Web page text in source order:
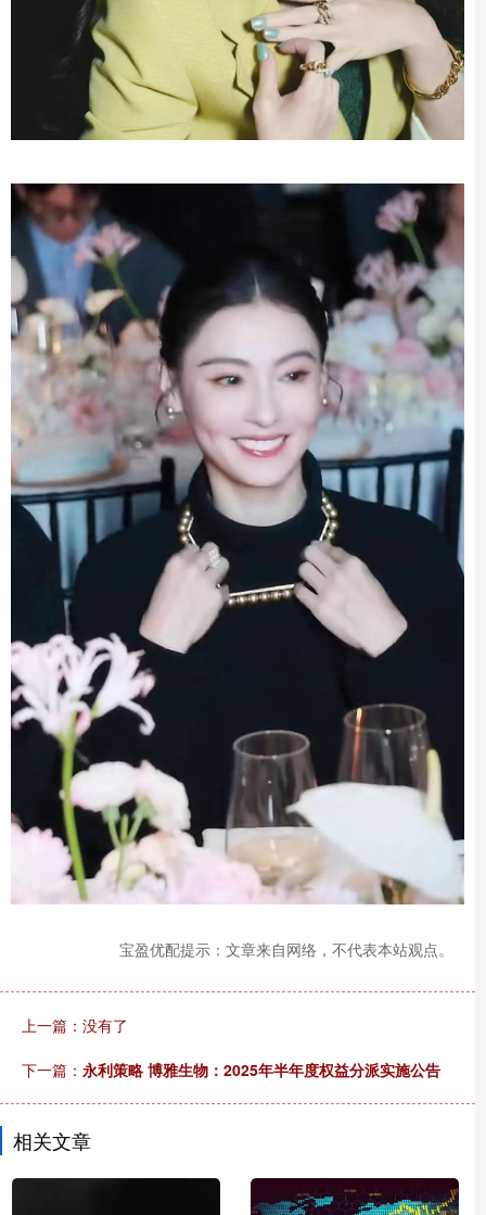
宝盈优配提示：文章来自网络，不代表本站观点。
上一篇：没有了
下一篇： 永利策略 博雅生物：2025年半年度权益分派实施公告
相关文章